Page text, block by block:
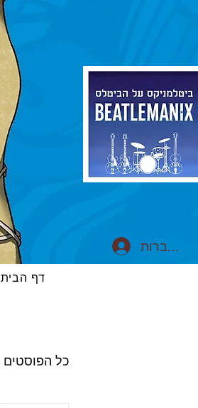
דף הבית
כל הפוסטים